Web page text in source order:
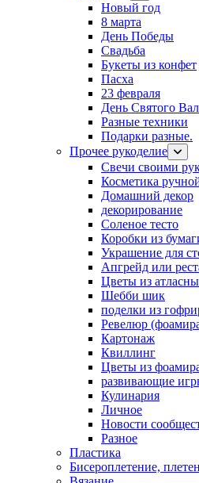
Новый год
8 марта
День Победы
Свадьба
Букеты из конфет
Пасха
23 февраля
День Святого
Разные техники
Подарки разные.
Прочее рукоделие
Свечи своими
Косметика
Домашний декор
декорирование
Соленое тесто
Коробки из
Украшение для
Апгрейд или
Цветы из
Шебби шик
поделки из
Ревелюр
Картонаж
Квиллинг
Цветы из
развивающие
Кулинария
Личное
Новости
Разное
Пластика
Бисероплетение,